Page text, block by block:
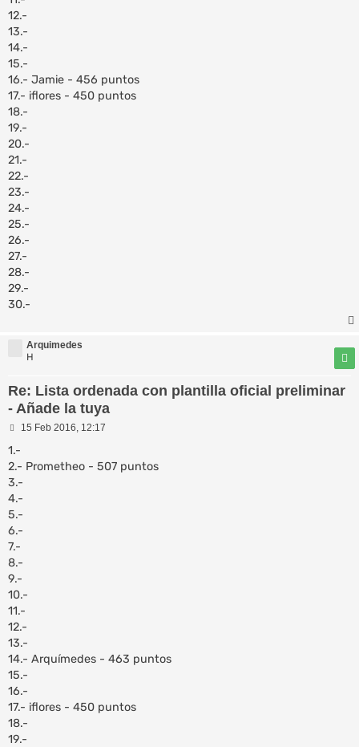
12.-
13.-
14.-
15.-
16.- Jamie - 456 puntos
17.- iflores - 450 puntos
18.-
19.-
20.-
21.-
22.-
23.-
24.-
25.-
26.-
27.-
28.-
29.-
30.-
Arquimedes
H
Re: Lista ordenada con plantilla oficial preliminar
- Añade la tuya
M
n
a
j
15 Feb 2016, 12:17
1.-
2.- Prometheo - 507 puntos
3.-
4.-
5.-
6.-
7.-
8.-
9.-
10.-
11.-
12.-
13.-
14.- Arquímedes - 463 puntos
15.-
16.-
17.- iflores - 450 puntos
18.-
19.-